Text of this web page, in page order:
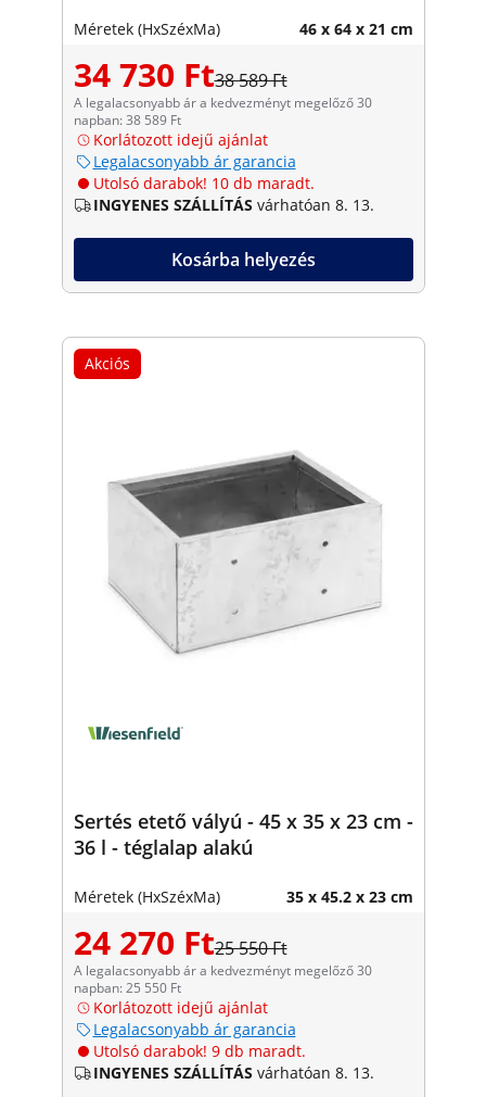
Méretek (HxSzéxMa) 46 x 64 x 21 cm
34 730 Ft38 589 Ft
A legalacsonyabb ár a kedvezményt megelőző 30
napban: 38 589 Ft
Korlátozott idejű ajánlat
Legalacsonyabb ár garancia
Utolsó darabok! 10 db maradt.
INGYENES SZÁLLÍTÁS várhatóan 8. 13.
Kosárba helyezés
Akciós
Sertés etető vályú - 45 x 35 x 23 cm -
36 l - téglalap alakú
Méretek (HxSzéxMa) 35 x 45.2 x 23 cm
24 270 Ft25 550 Ft
A legalacsonyabb ár a kedvezményt megelőző 30
napban: 25 550 Ft
Korlátozott idejű ajánlat
Legalacsonyabb ár garancia
Utolsó darabok! 9 db maradt.
INGYENES SZÁLLÍTÁS várhatóan 8. 13.